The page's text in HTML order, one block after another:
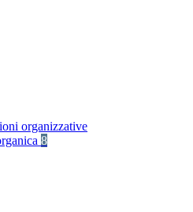
organizzative
8